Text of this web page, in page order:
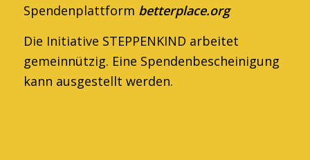
Spendenplattform betterplace.org
Die Initiative STEPPENKIND arbeitet
gemein­nützig. Eine Spendenbescheinigung
kann ausge­stellt werden.